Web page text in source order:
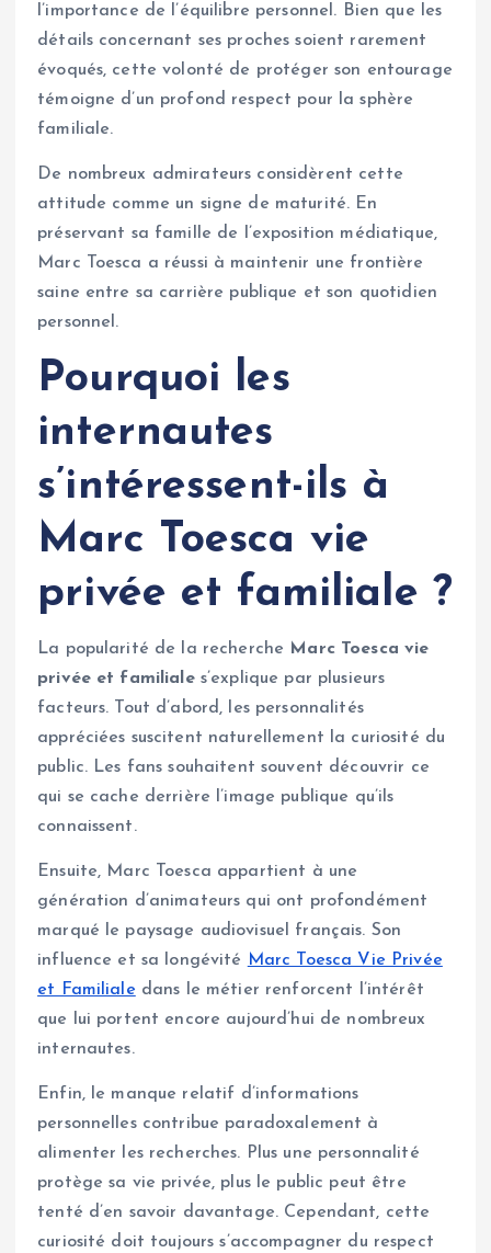
l’importance de l’équilibre personnel. Bien que les
détails concernant ses proches soient rarement
évoqués, cette volonté de protéger son entourage
témoigne d’un profond respect pour la sphère
familiale.
De nombreux admirateurs considèrent cette
attitude comme un signe de maturité. En
préservant sa famille de l’exposition médiatique,
Marc Toesca a réussi à maintenir une frontière
saine entre sa carrière publique et son quotidien
personnel.
Pourquoi les
internautes
s’intéressent-ils à
Marc Toesca vie
privée et familiale ?
La popularité de la recherche Marc Toesca vie
privée et familiales’explique par plusieurs
facteurs. Tout d’abord, les personnalités
appréciées suscitent naturellement la curiosité du
public. Les fans souhaitent souvent découvrir ce
qui se cache derrière l’image publique qu’ils
connaissent.
Ensuite, Marc Toesca appartient à une
génération d’animateurs qui ont profondément
marqué le paysage audiovisuel français. Son
influence et sa longévité
Marc Toesca Vie Privée
et Familiale dans le métier renforcent l’intérêt
que lui portent encore aujourd’hui de nombreux
internautes.
Enfin, le manque relatif d’informations
personnelles contribue paradoxalement à
alimenter les recherches. Plus une personnalité
protège sa vie privée, plus le public peut être
tenté d’en savoir davantage. Cependant, cette
curiosité doit toujours s’accompagner du respect